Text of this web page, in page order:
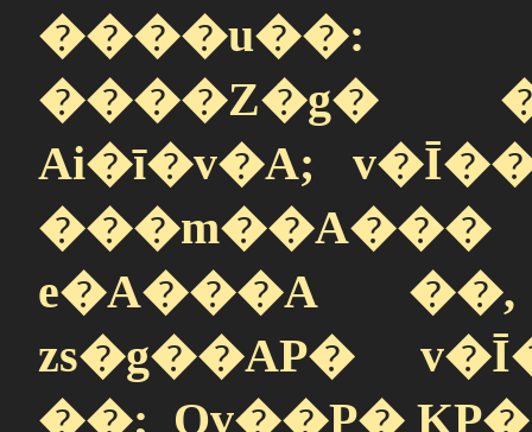
����u��:
����Z�g�
Ai�ī�v�A;
e�A���A
zs�g��AP�
��; Qv��P�